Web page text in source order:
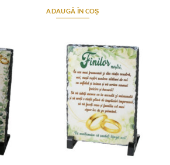
ADAUGĂ ÎN COȘ